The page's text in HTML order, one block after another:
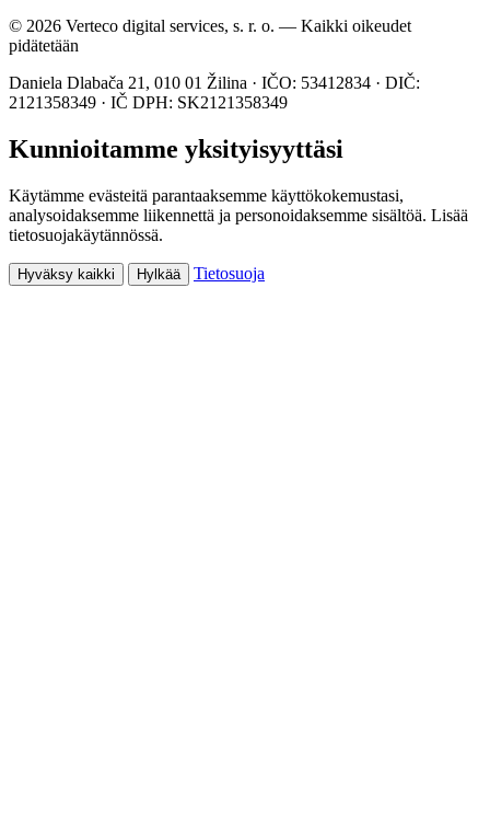
© 2026 Verteco digital services, s. r. o. — Kaikki oikeudet
pidätetään
Daniela Dlabača 21, 010 01 Žilina · IČO: 53412834 · DIČ:
2121358349 · IČ DPH: SK2121358349
Kunnioitamme yksityisyyttäsi
Käytämme evästeitä parantaaksemme käyttökokemustasi,
analysoidaksemme liikennettä ja personoidaksemme sisältöä. Lisää
tietosuojakäytännössä.
Hyväksy kaikki Hylkää Tietosuoja